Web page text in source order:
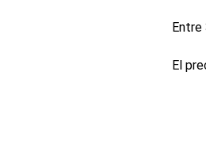
Entre
El